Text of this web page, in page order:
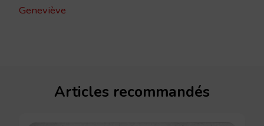
Geneviève
Articles recommandés